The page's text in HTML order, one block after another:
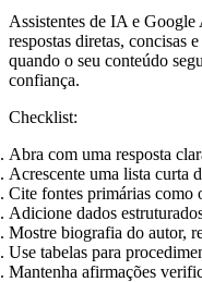
Assistentes de IA e
respostas diretas, concisas
quando o seu conteúdo
confiança.
Checklist:
Abra com uma resposta
Acrescente uma lista curta
Cite fontes primárias como
Adicione dados
Mostre biografia do autor,
Use tabelas para
Mantenha afirmações